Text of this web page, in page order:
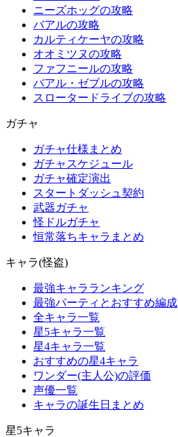
ニーズホッグの攻略
バアルの攻略
カルティケーヤの攻略
オオミツヌの攻略
ファフニールの攻略
バアル・ゼブルの攻略
スロータードライブの攻略
ガチャ
ガチャ仕様まとめ
ガチャスケジュール
ガチャ確定演出
スタートダッシュ契約
武器ガチャ
怪ドルガチャ
恒常落ちキャラまとめ
キャラ(怪盗)
最強キャラランキング
最強パーティとおすすめ編成
全キャラ一覧
星5キャラ一覧
星4キャラ一覧
おすすめの星4キャラ
ワンダー(主人公)の評価
声優一覧
キャラの誕生日まとめ
星5キャラ